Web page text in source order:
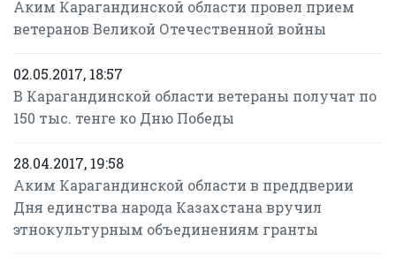
Аким Карагандинской области провел прием
ветеранов Великой Отечественной войны
02.05.2017, 18:57
В Карагандинской области ветераны получат по
150 тыс. тенге ко Дню Победы
28.04.2017, 19:58
Аким Карагандинской области в преддверии
Дня единства народа Казахстана вручил
этнокультурным объединениям гранты